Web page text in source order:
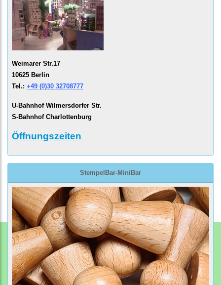
Weimarer Str.17
10625 Berlin
Tel.: +49 (0)30 32708777
U-Bahnhof Wilmersdorfer Str.
S-Bahnhof Charlottenburg
Öffnungszeiten
StempelBar-MiniBar